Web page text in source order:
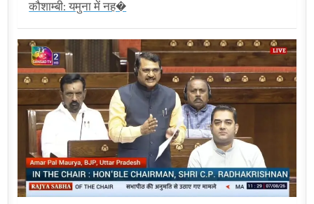
कौशाम्बी: यमुना में नह�